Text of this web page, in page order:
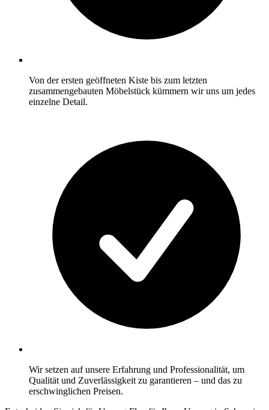
Von der ersten geöffneten Kiste bis zum letzten
zusammengebauten Möbelstück kümmern wir uns um jedes
einzelne Detail.
Wir setzen auf unsere Erfahrung und Professionalität, um
Qualität und Zuverlässigkeit zu garantieren – und das zu
erschwinglichen Preisen.